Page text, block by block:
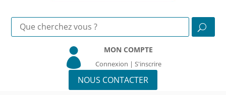
 MON COMPTE
Connexion | S'inscrire
NOUS CONTACTER